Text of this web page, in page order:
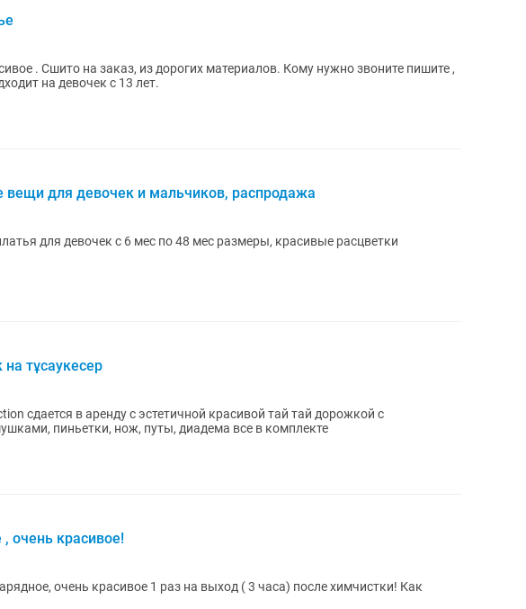
. Сшито на заказ, из дорогих материалов. Кому нужно звоните пишите ,
на девочек с 13 лет.
вещи для девочек и мальчиков, распродажа
для девочек с 6 мес по 48 мес размеры, красивые расцветки
на тұсаукесер
сдается в аренду с эстетичной красивой тай тай дорожкой с
пиньетки, нож, путы, диадема все в комплекте
очень красивое!
очень красивое 1 раз на выход ( 3 часа) после химчистки! Как